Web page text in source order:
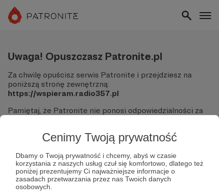
Cenimy Twoją prywatność
Dbamy o Twoją prywatność i chcemy, abyś w czasie
korzystania z naszych usług czuł się komfortowo, dlatego też
poniżej prezentujemy Ci najważniejsze informacje o
zasadach przetwarzania przez nas Twoich danych
osobowych.
Uwaga! Opuszczasz Patronite.pl
Za chwilę opuścisz serwis Patronite i przejdziesz na
poniższą stronę zewnętrzną:
https://wspieram.radio357.pl
Pamiętaj, że Patronite nie ponosi odpowiedzialności za
Nie podawaj swoich danych logowania ani informacji
finansowych na podjerzanych stronach.
Sprawdź dokładnie adres URL, zanim klikniesz przycisk
"Tak, przejdź do strony".
Jeśli masz wątpliwości, wróć do Patronite i zweryfikuj
link.